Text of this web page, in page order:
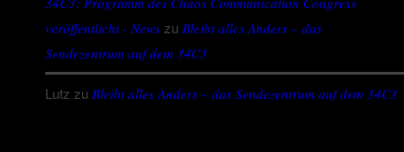
veröffentlicht - News zu Bleibt alles Anders – das
Sendezentrum auf dem 34C3
Lutz zu Bleibt alles Anders – das Sendezentrum auf dem 34C3